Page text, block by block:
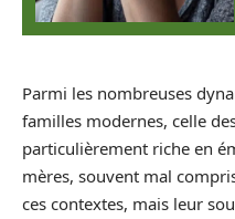
Parmi les nombreuses
familles modernes, celle
particulièrement riche en
mères, souvent mal
ces contextes, mais leur